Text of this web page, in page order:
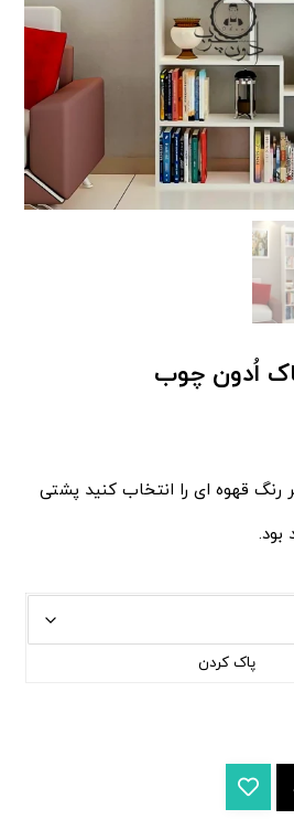
اُدون چوب
رنگ قهوه ای را انتخاب کنید پشتی
پاک کردن